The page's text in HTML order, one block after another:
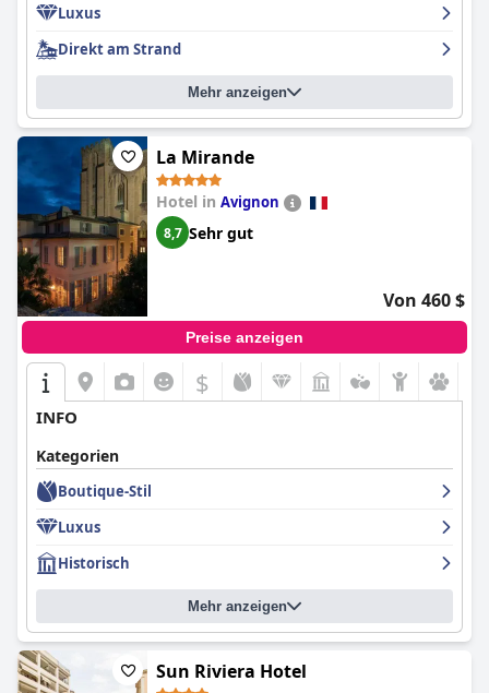
Klassifizierung entsprachen, und einige Gäste hätten sich mehr
Annehmlichkeiten in ihrem Zimmer gewünscht. Trotz dieser
kleinen Nachteile ist das Hôtel La Pérouse Nice Baie des Anges -
Kürzlich vollständig renoviert - immer noch eine gute Wahl für
einen Aufenthalt in Nizza.
Luxus
Direkt am Strand
Mehr anzeigen
La Mirande
Hotel in Avignon
8,7 Sehr gut
Von 460 $
Preise anzeigen
$
INFO
Kategorien
Boutique-Stil
Luxus
Historisch
Mehr anzeigen
Sun Riviera Hotel